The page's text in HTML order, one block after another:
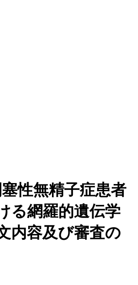
性無精子症患者
る網羅的遺伝学
内容及び審査の